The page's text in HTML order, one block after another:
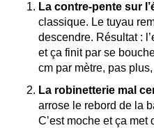
La contre-pente sur
classique. Le tuyau
descendre. Résultat :
et ça finit par se
cm par mètre, pas
La robinetterie mal
arrose le rebord de la
C’est moche et ça met